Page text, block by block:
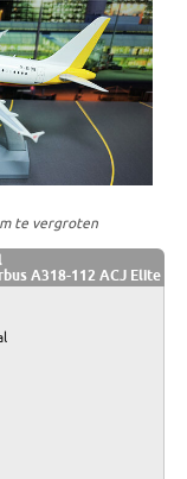
te vergroten
A318-112 ACJ Elite